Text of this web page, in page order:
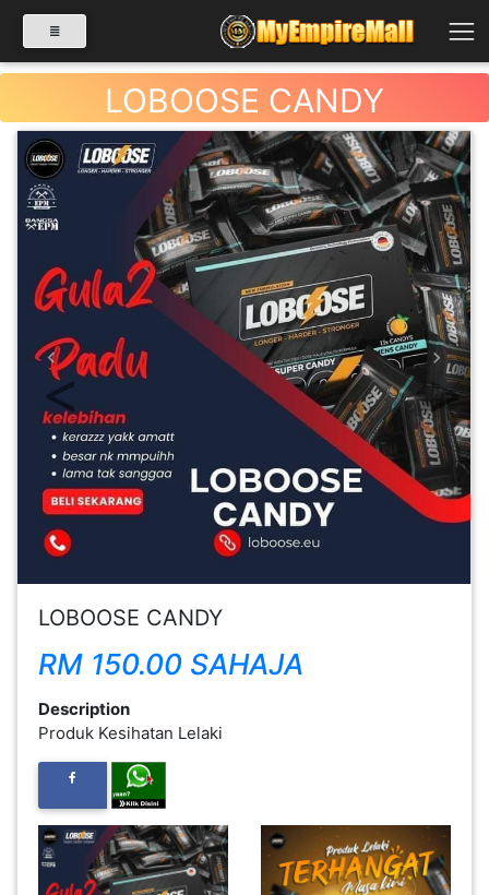
LOBOOSE CANDY
Previous Next
LOBOOSE CANDY
RM 150.00 SAHAJA
Description
Produk Kesihatan Lelaki
SELECT CATEGORY
PRODUK(0)
BABIES(0)
KESIHATAN(80)
PERNIAGAAN
RUNCIT(1)
FESYEN
WANITA(0)
KECANTIKAN(7)
LELAKI(0)
MINYAK
WANGI(8)
PENDIDIKAN(19)